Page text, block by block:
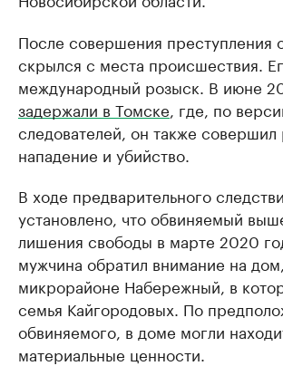
После совершения преступления
скрылся с места происшествия.
международный розыск. В июне
задержали в Томске , где, по
следователей, он также совершил
нападение и убийство.
В ходе предварительного
установлено, что обвиняемый
лишения свободы в марте 2020
мужчина обратил внимание на
микрорайоне Набережный, в
семья Кайгородовых. По
обвиняемого, в доме могли
материальные ценности.